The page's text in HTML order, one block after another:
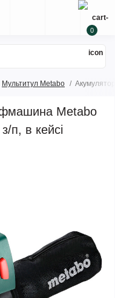
0
Мультитул Metabo
Metabo
п, в кейсі